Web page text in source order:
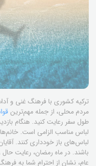
ترکیه کشوری با فرهنگ غنی و
مردم محلی، از جمله مهم‌ترین
طول سفر رعایت کنید. هنگام
لباس مناسب الزامی است.
لباس‌های باز خودداری کنند.
باشند. در ماه رمضان، رعایت
عام، نشان از احترام شما به